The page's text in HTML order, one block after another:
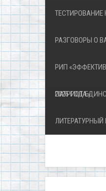
РАЗГОВОРЫ О
РИП
ПАТРИОТА»
2026 ГОД
ЛИТЕРАТУРНЫЙ